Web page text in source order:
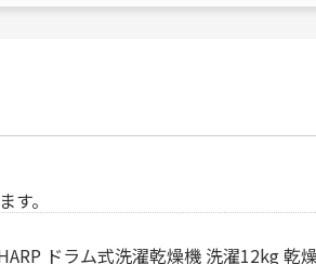
。
ドラム式洗濯乾燥機 洗濯12kg 乾